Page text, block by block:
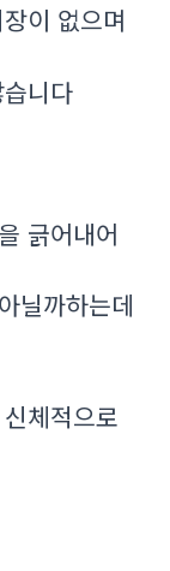
이 없으며
니다
긁어내어
닐까하는데
체적으로